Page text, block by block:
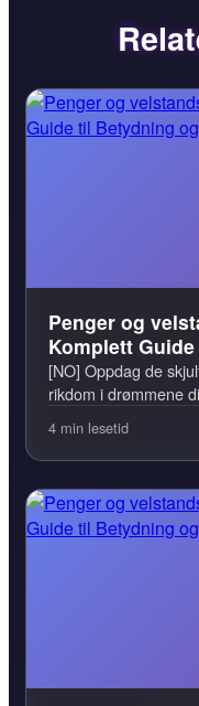
Penger og
Komplett
[NO] Oppdag de
rikdom i drømmene
4 min lesetid